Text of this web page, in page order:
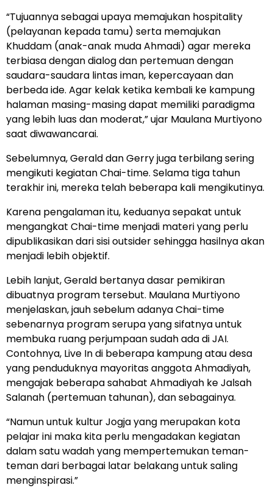
“Tujuannya sebagai upaya memajukan hospitality
(pelayanan kepada tamu) serta memajukan
Khuddam (anak-anak muda Ahmadi) agar mereka
terbiasa dengan dialog dan pertemuan dengan
saudara-saudara lintas iman, kepercayaan dan
berbeda ide. Agar kelak ketika kembali ke kampung
halaman masing-masing dapat memiliki paradigma
yang lebih luas dan moderat,” ujar Maulana Murtiyono
saat diwawancarai.
Sebelumnya, Gerald dan Gerry juga terbilang sering
mengikuti kegiatan Chai-time. Selama tiga tahun
terakhir ini, mereka telah beberapa kali mengikutinya.
Karena pengalaman itu, keduanya sepakat untuk
mengangkat Chai-time menjadi materi yang perlu
dipublikasikan dari sisi outsider sehingga hasilnya akan
menjadi lebih objektif.
Lebih lanjut, Gerald bertanya dasar pemikiran
dibuatnya program tersebut. Maulana Murtiyono
menjelaskan, jauh sebelum adanya Chai-time
sebenarnya program serupa yang sifatnya untuk
membuka ruang perjumpaan sudah ada di JAI.
Contohnya, Live In di beberapa kampung atau desa
yang penduduknya mayoritas anggota Ahmadiyah,
mengajak beberapa sahabat Ahmadiyah ke Jalsah
Salanah (pertemuan tahunan), dan sebagainya.
“Namun untuk kultur Jogja yang merupakan kota
pelajar ini maka kita perlu mengadakan kegiatan
dalam satu wadah yang mempertemukan teman-
teman dari berbagai latar belakang untuk saling
menginspirasi.”